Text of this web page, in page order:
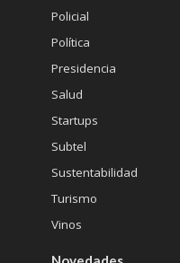
Policial
Política
Presidencia
Salud
Startups
Subtel
Sustentabilidad
Turismo
Vinos